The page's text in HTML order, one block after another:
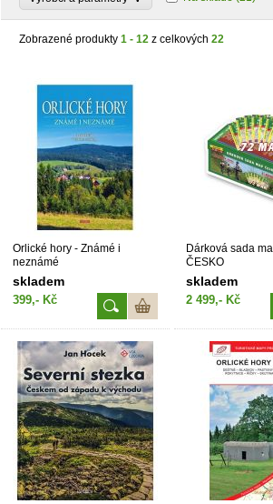
Zobrazené produkty 1 - 12 z celkových 22
Orlické hory - Známé i
neznámé
skladem
399,- Kč
Dárková sada
ČESKO
skladem
2 499,- Kč